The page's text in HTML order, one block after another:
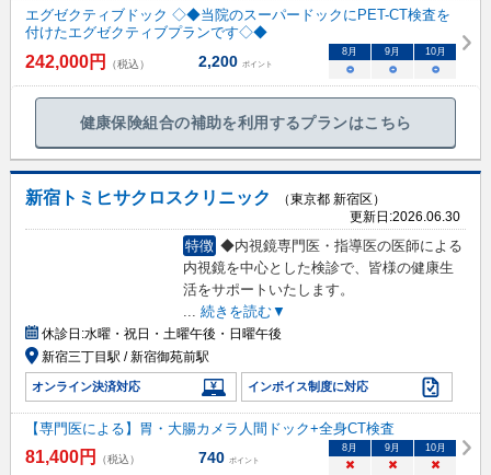
エグゼクティブドック ◇◆当院のスーパードックにPET-CT検査を
付けたエグゼクティブプランです◇◆
242,000円 （税込） 2,200 ポイント
8月 9月 10月
○ ○ ○
健康保険組合の補助を利用するプランはこちら
新宿トミヒサクロスクリニック
（東京都 新宿区）
更新日:2026.06.30
特徴 ◆内視鏡専門医・指導医の医師による
内視鏡を中心とした検診で、皆様の健康生
活をサポートいたします。
続きを読む▼
休診日:水曜・祝日・土曜午後・日曜午後
新宿三丁目駅 / 新宿御苑前駅
オンライン決済対応 インボイス制度に対応
【専門医による】胃・大腸カメラ人間ドック+全身CT検査
81,400円 （税込） 740 ポイント
8 月 9 月 10月
× × ×